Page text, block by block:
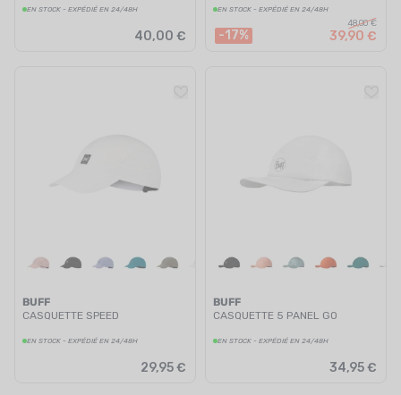
EN STOCK - EXPÉDIÉ EN 24/48H
40,00 €
EN STOCK - EXPÉDIÉ EN 24/48H
-17%
48,00 €
39,90 €
BUFF
CASQUETTE SPEED
EN STOCK - EXPÉDIÉ EN 24/48H
29,95 €
BUFF
CASQUETTE 5 PANEL GO
EN STOCK - EXPÉDIÉ EN 24/48H
34,95 €